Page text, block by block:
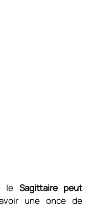
le Sagittaire peut
une once de